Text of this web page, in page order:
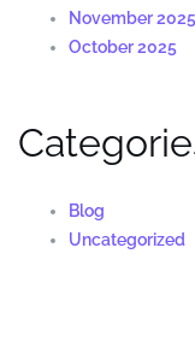
November 2025
October 2025
Blog
Uncategorized